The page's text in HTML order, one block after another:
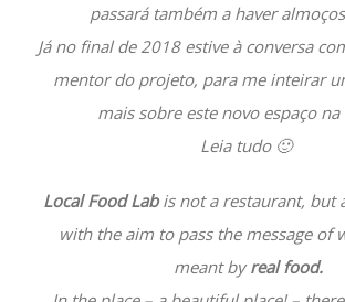
passará também a haver
Já no final de 2018 estive à conversa
mentor do projeto, para me inteirar
mais sobre este novo espaço na
Leia tudo 🙂
Local Food Labis not a restaurant, but
with the aim to pass the message of
meant byreal food.